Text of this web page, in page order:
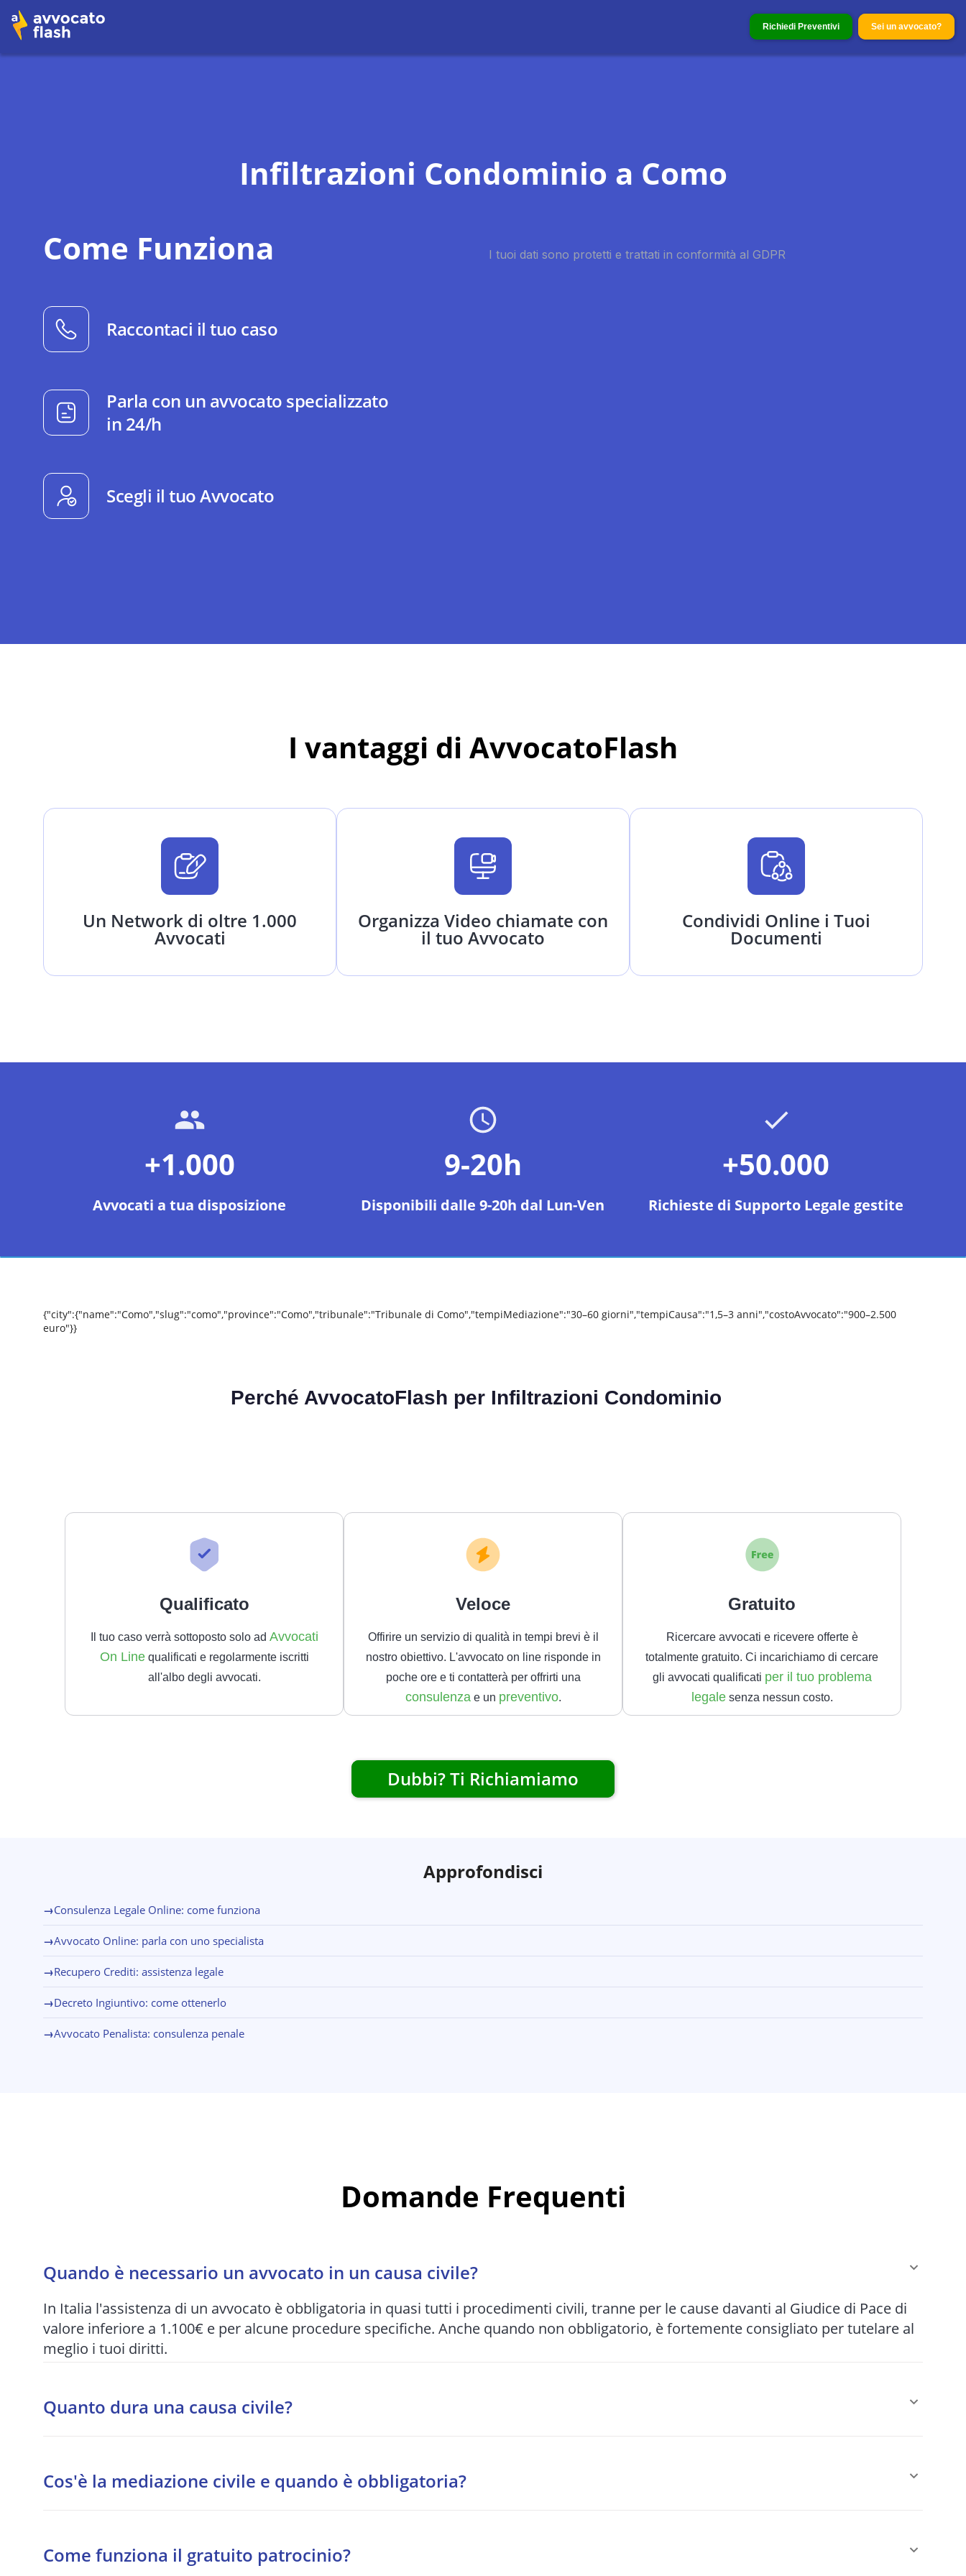
Richiedi Preventivi Sei un avvocato?
Infiltrazioni Condominio a Como
Come Funziona
Raccontaci il tuo caso
Parla con un avvocato specializzato
in 24/h
Scegli il tuo Avvocato
I vantaggi di AvvocatoFlash
Un Network di oltre 1.000
Avvocati
Organizza Video chiamate con
il tuo Avvocato
Condividi Online i Tuoi
Documenti
+1.000
Avvocati a tua disposizione
9-20h
Disponibili dalle 9-20h dal Lun-Ven
+50.000
Richieste di Supporto Legale gestite
{"city":{"name":"Como","slug":"como","province":"Como","tribunale":"Tribunale di Como","tempiMediazione":"30–60 giorni","tempiCausa":"1,5–3 anni","costoAvvocato":"900–2.500
euro"}}
Perché AvvocatoFlash per Infiltrazioni Condominio
Qualificato
Il tuo caso verrà sottoposto solo ad Avvocati
On Line qualificati e regolarmente iscritti
all'albo degli avvocati.
Veloce
Offirire un servizio di qualità in tempi brevi è il
nostro obiettivo. L'avvocato on line risponde in
poche ore e ti contatterà per offrirti una
consulenza e un preventivo.
Gratuito
Ricercare avvocati e ricevere offerte è
totalmente gratuito. Ci incarichiamo di cercare
gli avvocati qualificati per il tuo problema
legale senza nessun costo.
Dubbi? Ti Richiamiamo
Approfondisci
→Consulenza Legale Online: come funziona
→Avvocato Online: parla con uno specialista
→Recupero Crediti: assistenza legale
→Decreto Ingiuntivo: come ottenerlo
→Avvocato Penalista: consulenza penale
Domande Frequenti
Quando è necessario un avvocato in un causa civile?
In Italia l'assistenza di un avvocato è obbligatoria in quasi tutti i procedimenti civili, tranne per le cause davanti al Giudice di Pace di
valore inferiore a 1.100€ e per alcune procedure specifiche. Anche quando non obbligatorio, è fortemente consigliato per tutelare al
meglio i tuoi diritti.
Quanto dura una causa civile?
quando possibile.
Cos'è la mediazione civile e quando è obbligatoria?
responsabilità medica, bancario.
Come funziona il gratuito patrocinio?